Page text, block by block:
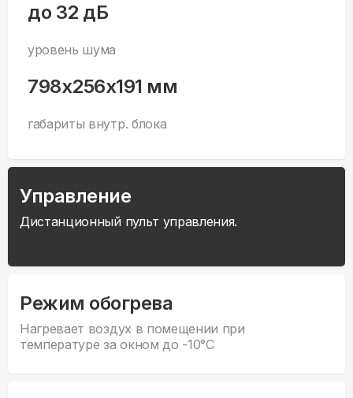
до 32 дБ
уровень шума
798x256x191 мм
габариты внутр. блока
Управление
Дистанционный пульт управления.
Режим обогрева
Нагревает воздух в помещении при
температуре за окном до -10°С